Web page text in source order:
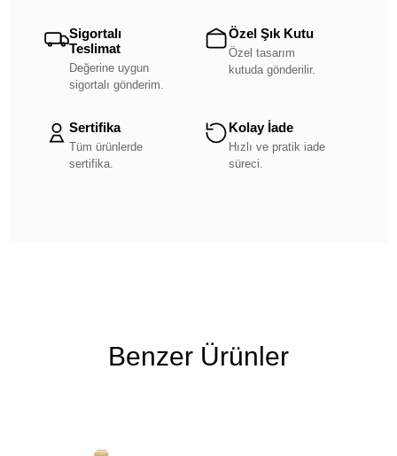
Sigortalı
Teslimat
Değerine uygun
sigortalı gönderim.
Özel Şık Kutu
Özel tasarım
kutuda gönderilir.
Sertifika
Tüm ürünlerde
sertifika.
Kolay İade
Hızlı ve pratik iade
süreci.
Benzer Ürünler